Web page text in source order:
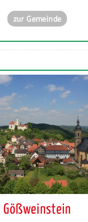
zur Gemeinde
Gößweinstein